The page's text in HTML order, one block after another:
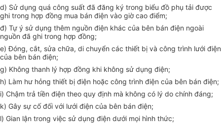
d) Sử dụng quá công suất đã đăng ký trong biểu đồ phụ tải được
ghi trong hợp đồng mua bán điện vào giờ cao điểm;
đ) Tự ý sử dụng thêm nguồn điện khác của bên bán điện ngoài
nguồn đã ghi trong hợp đồng;
e) Đóng, cắt, sửa chữa, di chuyển các thiết bị và công trình lưới điện
của bên bán điện;
g) Không thanh lý hợp đồng khi không sử dụng điện;
h) Làm hư hỏng thiết bị điện hoặc công trình điện của bên bán điện;
i) Chậm trả tiền điện theo quy định mà không có lý do chính đáng;
k) Gây sự cố đối với lưới điện của bên bán điện;
l) Gian lận trong việc sử dụng điện dưới mọi hình thức;